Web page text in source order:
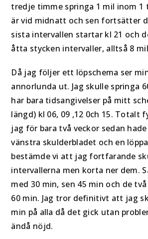
tredje timme springa 1 mil inom 1
är vid midnatt och sen fortsätter
sista intervallen startar kl 21 och
åtta stycken intervaller, alltså 8
Då jag följer ett löpschema ser
annorlunda ut. Jag skulle springa
har bara tidsangivelser på mitt
längd) kl 06, 09 ,12 0ch 15. Totalt
jag för bara två veckor sedan
vänstra skulderbladet och en
bestämde vi att jag fortfarande
intervallerna men korta ner dem.
med 30 min, sen 45 min och de
60 min. Jag tror definitivt att jag
min på alla då det gick utan
ändå nöjd.